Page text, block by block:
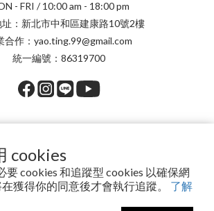
cookies
要 cookies 和追蹤型 cookies 以確保網
獲得你的同意後才會執行追蹤。 了解
- FRI / 10:00 am - 18:00 pm
：新北市中和區建康路10號2樓
合作：yao.ting.99@gmail.com
統一編號：86319700
不會以電話或簡訊方式通知變更付款方式。
2026 安琪兒百貨有限公司